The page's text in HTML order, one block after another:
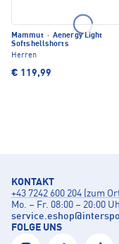
Mammut · Aenergy Light
Softshellshorts
Herren
€ 119,99
KONTAKT
+43 7242 600 204 (zum
Mo. – Fr. 08:00 – 20:00
service.eshop@
FOLGE UNS